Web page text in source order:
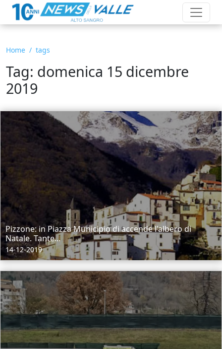
Home tags
Tag: domenica 15 dicembre
2019
Pizzone: in Piazza Municipio di accende l'albero di
Natale. Tante...
14-12-2019